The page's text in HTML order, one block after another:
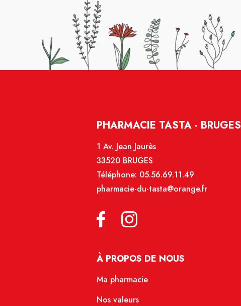
PHARMACIE TASTA - BRUGES
1 Av. Jean Jaurès
33520 BRUGES
Téléphone: 05.56.69.11.49
pharmacie-du-tasta@orange.fr
À PROPOS DE NOUS
Ma pharmacie
Nos valeurs